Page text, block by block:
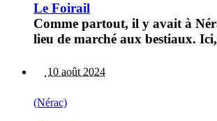
Le Foirail
Comme partout, il y avait à
lieu de marché aux bestiaux.
10 août 2024
(Nérac)